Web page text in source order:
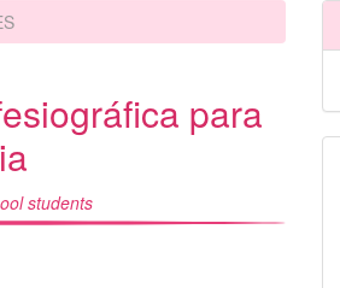
para
students